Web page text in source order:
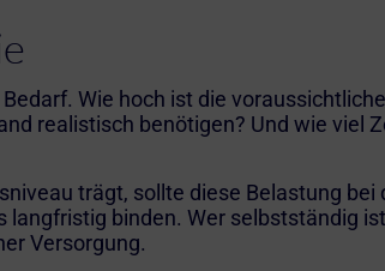
Wie hoch ist die
realistisch benötigen? Und wie viel
trägt, sollte diese Belastung
binden. Wer selbstständig
Versorgung.